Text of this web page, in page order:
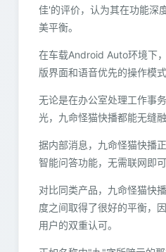
佳'的评价，认为其在功能深
美平衡。
在车载Android Auto环境下
版界面和语音优先的操作模
无论是在办公室处理工作事
光，九命怪猫快播都能无缝
据内部消息，九命怪猫快播
智能问答功能，无需联网即
对比同类产品，九命怪猫快
度之间取得了很好的平衡，
用户的双重认可。